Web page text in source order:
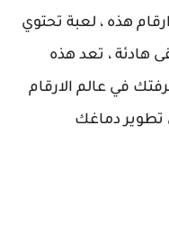
هذه ، لعبة تحتوي
، تعد هذه
في عالم الارقام
تطوير دماغك